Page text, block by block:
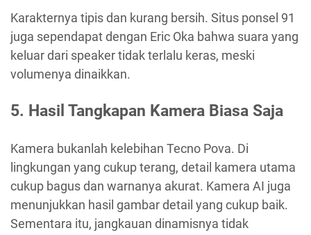
Karakternya tipis dan kurang bersih. Situs ponsel 91
juga sependapat dengan Eric Oka bahwa suara yang
keluar dari speaker tidak terlalu keras, meski
volumenya dinaikkan.
5. Hasil Tangkapan Kamera Biasa Saja
Kamera bukanlah kelebihan Tecno Pova. Di
lingkungan yang cukup terang, detail kamera utama
cukup bagus dan warnanya akurat. Kamera AI juga
menunjukkan hasil gambar detail yang cukup baik.
Sementara itu, jangkauan dinamisnya tidak